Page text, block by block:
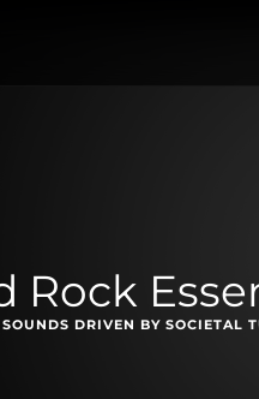
Rock
DRIVEN BY SOCIETAL